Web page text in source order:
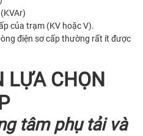
của trạm (KV hoặc V).
điện sơ cấp thường rất ít được
LỰA CHỌN
tâm phụ tải và